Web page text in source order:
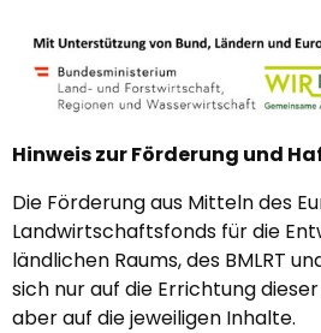
Hinweis zur Förderung und
Die Förderung aus Mitteln des
Landwirtschaftsfonds für die
ländlichen Raums, des BMLRT
sich nur auf die Errichtung
aber auf die jeweiligen Inhalte.